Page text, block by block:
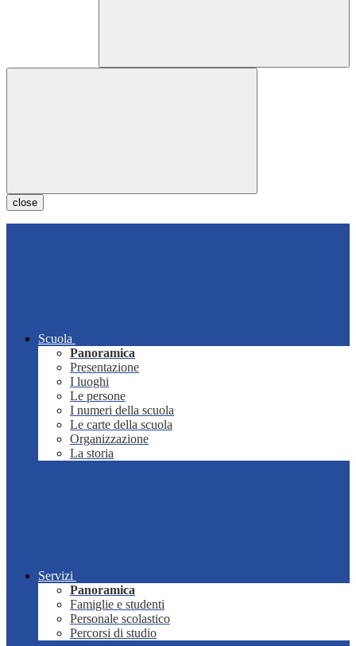
close
Scuola
Panoramica
Presentazione
I luoghi
Le persone
I numeri della scuola
Le carte della scuola
Organizzazione
La storia
Servizi
Panoramica
Famiglie e studenti
Personale scolastico
Percorsi di studio